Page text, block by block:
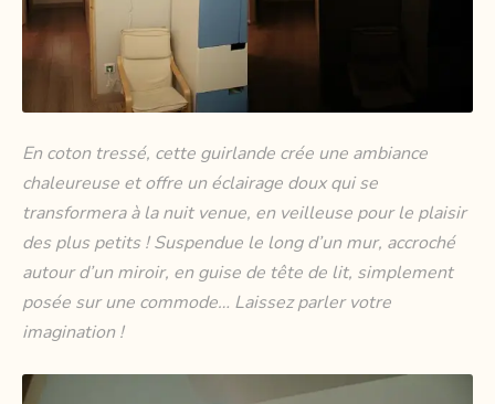
En coton tressé, cette guirlande crée une ambiance
chaleureuse et offre un éclairage doux qui se
transformera à la nuit venue, en veilleuse pour le plaisir
des plus petits ! Suspendue le long d’un mur, accroché
autour d’un miroir, en guise de tête de lit, simplement
posée sur une commode… Laissez parler votre
imagination !